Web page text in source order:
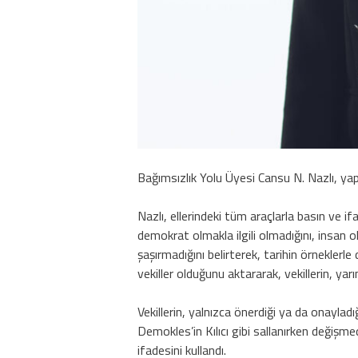
Bağımsızlık Yolu Üyesi Cansu N. Nazlı,
Nazlı, ellerindeki tüm araçlarla basın ve
demokrat olmakla ilgili olmadığını,
şaşırmadığını belirterek, tarihin
vekiller olduğunu aktararak, vekillerin,
Vekillerin, yalnızca önerdiği ya da
Demokles’in Kılıcı gibi sallanırken
ifadesini kullandı.